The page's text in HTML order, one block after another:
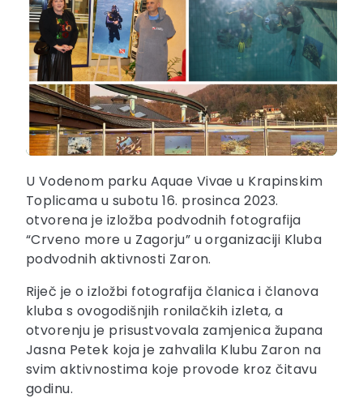
U Vodenom parku Aquae Vivae u Krapinskim
Toplicama u subotu 16. prosinca 2023.
otvorena je izložba podvodnih fotografija
“Crveno more u Zagorju” u organizaciji Kluba
podvodnih aktivnosti Zaron.
Riječ je o izložbi fotografija članica i članova
kluba s ovogodišnjih ronilačkih izleta, a
otvorenju je prisustvovala zamjenica župana
Jasna Petek koja je zahvalila Klubu Zaron na
svim aktivnostima koje provode kroz čitavu
godinu.